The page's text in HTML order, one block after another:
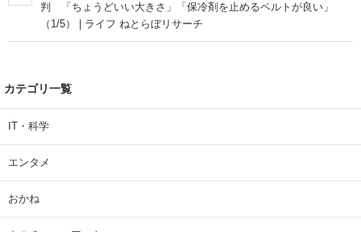
判 「ちょうどいい大きさ」「保冷剤を止めるベルトが良い」
（1/5） | ライフ ねとらぼリサーチ
カテゴリ一覧
IT・科学
エンタメ
おかね